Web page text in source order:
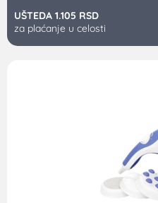
UŠTEDA 1.105 RSD
za plaćanje u celosti